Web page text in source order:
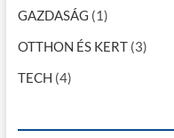
p
u
l
z
u
s
GAZDASÁG (1)
OTTHON ÉS KERT(3)
TECH (4)